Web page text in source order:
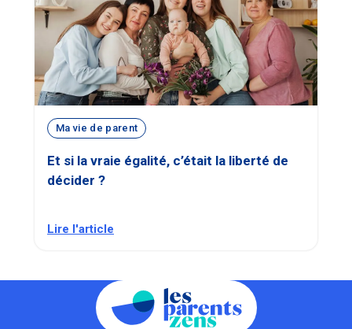
Ma vie de parent
Et si la vraie égalité, c’était la liberté de
décider ?
Lire l'article